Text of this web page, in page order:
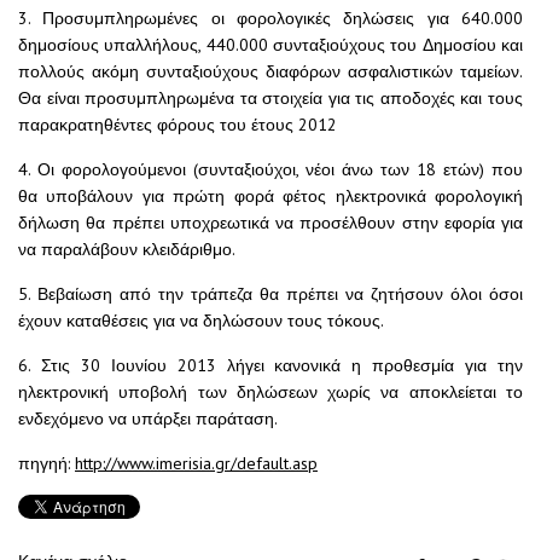
3. Προσυμπληρωμένες οι φορολογικές δηλώσεις για 640.000
δημοσίους υπαλλήλους, 440.000 συνταξιούχους του Δημοσίου και
πολλούς ακόμη συνταξιούχους διαφόρων ασφαλιστικών ταμείων.
Θα είναι προσυμπληρωμένα τα στοιχεία για τις αποδοχές και τους
παρακρατηθέντες φόρους του έτους 2012
4. Οι φορολογούμενοι (συνταξιούχοι, νέοι άνω των 18 ετών) που
θα υποβάλουν για πρώτη φορά φέτος ηλεκτρονικά φορολογική
δήλωση θα πρέπει υποχρεωτικά να προσέλθουν στην εφορία για
να παραλάβουν κλειδάριθμο.
5. Βεβαίωση από την τράπεζα θα πρέπει να ζητήσουν όλοι όσοι
έχουν καταθέσεις για να δηλώσουν τους τόκους.
6. Στις 30 Ιουνίου 2013 λήγει κανονικά η προθεσμία για την
ηλεκτρονική υποβολή των δηλώσεων χωρίς να αποκλείεται το
ενδεχόμενο να υπάρξει παράταση.
πηγηή: http://www.imerisia.gr/default.asp